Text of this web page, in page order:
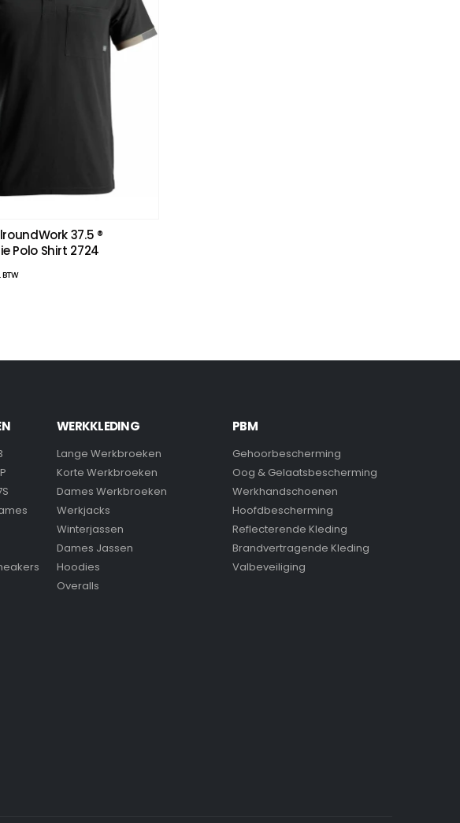
37.5 ®
Polo Shirt 2724
BTW
WERKKLEDING
Lange Werkbroeken
Korte Werkbroeken
Dames Werkbroeken
Werkjacks
Winterjassen
Dames Jassen
Hoodies
Overalls
PBM
Gehoorbescherming
Oog & Gelaatsbescherming
Werkhandschoenen
Hoofdbescherming
Reflecterende Kleding
Brandvertragende Kleding
Valbeveiliging